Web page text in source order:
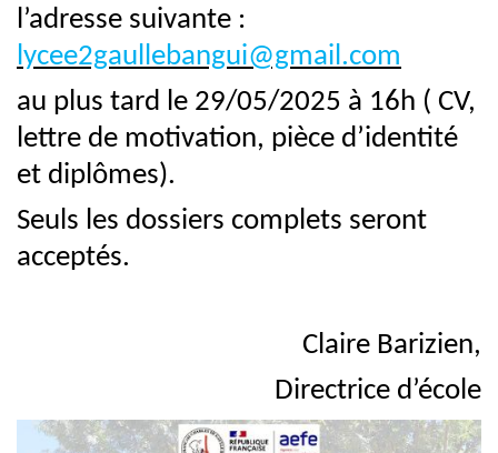
l’adresse suivante :
lycee2gaullebangui@gmail.com
au plus tard le 29/05/2025 à 16h ( CV,
lettre de motivation, pièce d’identité
et diplômes).
Seuls les dossiers complets seront
acceptés.
Claire Barizien,
Directrice d’école